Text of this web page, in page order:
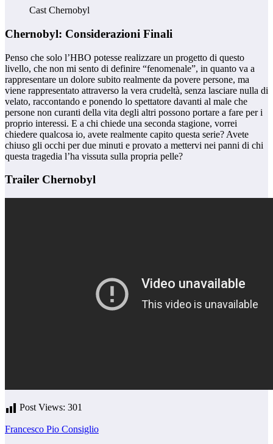
Cast Chernobyl
Chernobyl: Considerazioni Finali
Penso che solo l’HBO potesse realizzare un progetto di questo
livello, che non mi sento di definire “fenomenale”, in quanto va a
rappresentare un dolore subito realmente da povere persone, ma
viene rappresentato attraverso la vera crudeltà, senza lasciare nulla di
velato, raccontando e ponendo lo spettatore davanti al male che
persone non curanti della vita degli altri possono portare a fare per i
proprio interessi. E a chi chiede una seconda stagione, vorrei
chiedere qualcosa io, avete realmente capito questa serie? Avete
chiuso gli occhi per due minuti e provato a mettervi nei panni di chi
questa tragedia l’ha vissuta sulla propria pelle?
Trailer Chernobyl
Post Views: 301
Francesco Pio Consiglio